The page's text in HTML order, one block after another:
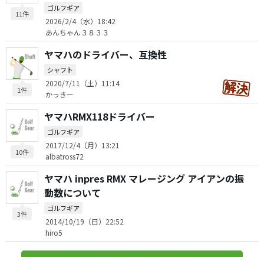
11件
ゴルフギア
2026/2/4（水）18:42
あんちゃん３８３３
1件
ヤマハのドライバー、互換性
シャフト
2020/7/11（土）11:14
かっきー
10件
ヤマハRMX118ドライバー
ゴルフギア
2017/12/4（月）13:21
albatross72
3件
ヤマハ inpres RMX マレージング アイアンの振
動数について
ゴルフギア
2014/10/19（日）22:52
hiro5